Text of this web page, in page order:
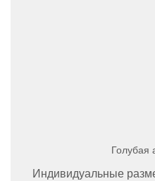
Голубая
Индивидуальные